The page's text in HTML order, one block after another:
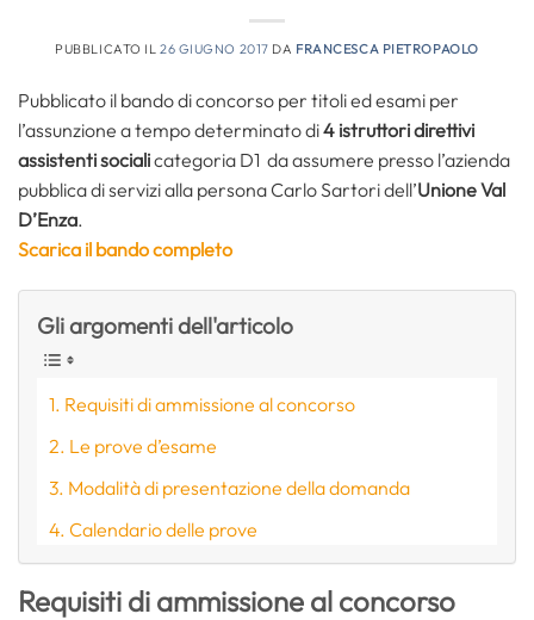
PUBBLICATO IL 26 GIUGNO 2017 DA FRANCESCA PIETROPAOLO
Pubblicato il bando di concorso per titoli ed esami per
l’assunzione a tempo determinato di4 istruttori direttivi
assistenti socialicategoria D1 da assumere presso l’azienda
pubblica di servizi alla persona Carlo Sartori dell’Unione Val
D’Enza.
Scarica il bando completo
Gli argomenti dell'articolo
Requisiti di ammissione al concorso
Le prove d’esame
Modalità di presentazione della domanda
Calendario delle prove
Requisiti di ammissione al concorso